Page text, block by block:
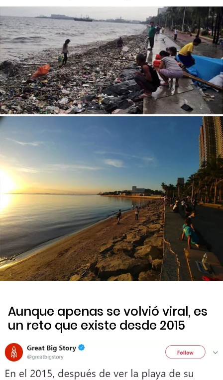
Aunque apenas se volvió viral, es
un reto que existe desde 2015